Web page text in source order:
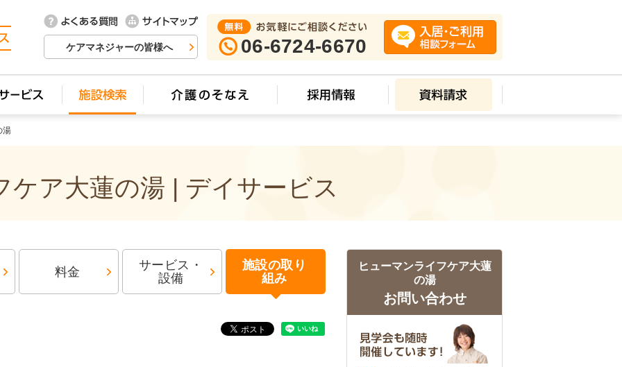
ケアマネジャーの皆様へ 06-6724-6670
湯
ケア大蓮の湯 | デイサービス
料金
サービス・
設備
施設の取り
組み
ヒューマンライフケア大蓮
の湯
お問い合わせ